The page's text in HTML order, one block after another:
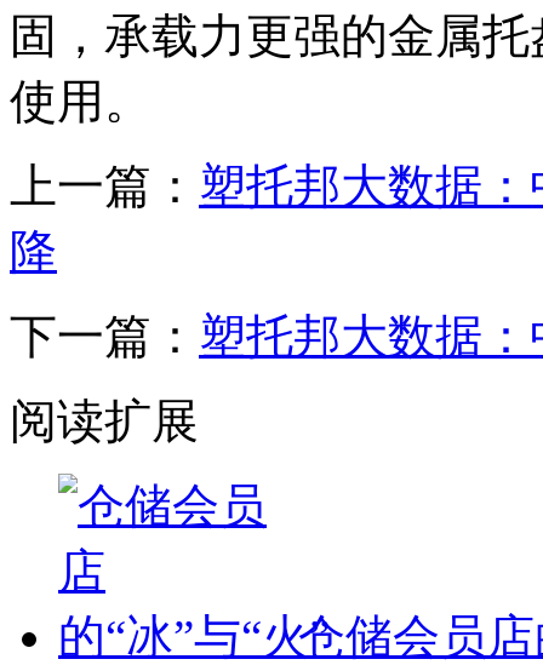
固，承载力更强的金属
使用。
上一篇： 塑托邦大数据
降
下一篇： 塑托邦大数据
阅读扩展
仓储会员店